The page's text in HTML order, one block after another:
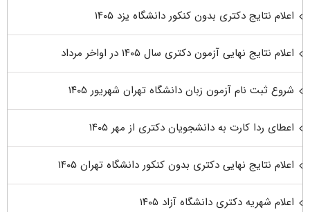
اعلام نتایج دکتری بدون کنکور دانشگاه یزد ۱۴۰۵
اعلام نتایج نهایی آزمون دکتری سال ۱۴۰۵ در اواخر مرداد
شروع ثبت نام آزمون زبان دانشگاه تهران شهریور ۱۴۰۵
اعطای ردا کارت به دانشجویان دکتری از مهر ۱۴۰۵
اعلام نتایج نهایی دکتری بدون کنکور دانشگاه تهران ۱۴۰۵
اعلام شهریه دکتری دانشگاه آزاد ۱۴۰۵